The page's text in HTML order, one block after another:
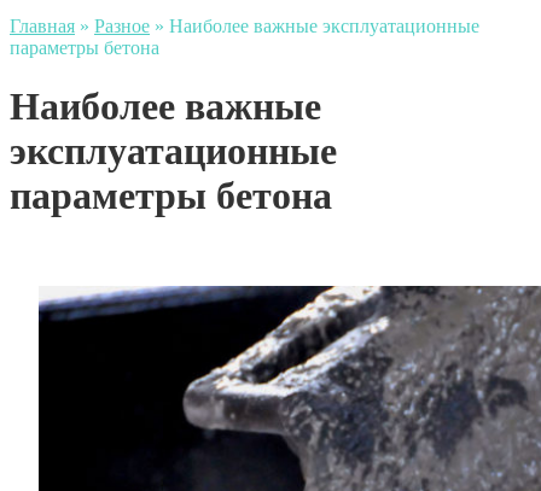
Главная » Разное » Наиболее важные эксплуатационные
параметры бетона
Наиболее важные
эксплуатационные
параметры бетона